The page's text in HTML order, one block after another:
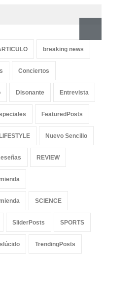
breaking news
Conciertos
Disonante Entrevista
FeaturedPosts
Nuevo Sencillo
REVIEW
SCIENCE
SliderPosts SPORTS
TrendingPosts